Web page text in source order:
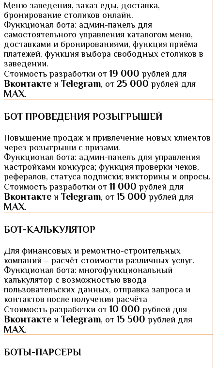
Меню заведения, заказ еды, доставка,
бронирование столиков онлайн.
Функционал бота: админ-панель для
самостоятельного управления каталогом меню,
доставками и бронированиями, функция приёма
платежей, функция выбора свободных столиков в
заведении.
Стоимость разработки от 19 000 рублей для
Вконтакте и Telegram, от 25 000 рублей для
MAX.
БОТ ПРОВЕДЕНИЯ РОЗЫГРЫШЕЙ
Повышение продаж и привлечение новых клиентов
через розыгрыши с призами.
Функционал бота: админ-панель для управления
настройками конкурса; функция проверки чеков,
рефералов, статуса подписки; викторины и опросы.
Стоимость разработки от 11 000 рублей для
Вконтакте и Telegram, от 15 000 рублей для
MAX.
БОТ-КАЛЬКУЛЯТОР
Для финансовых и ремонтно-строительных
компаний – расчёт стоимости различных услуг.
Функционал бота: многофункциональный
калькулятор с возможностью ввода
пользовательских данных, отправка запроса и
контактов после получения расчёта
Стоимость разработки от 10 000 рублей для
Вконтакте и Telegram, от 15 500 рублей для
MAX.
БОТЫ-ПАРСЕРЫ